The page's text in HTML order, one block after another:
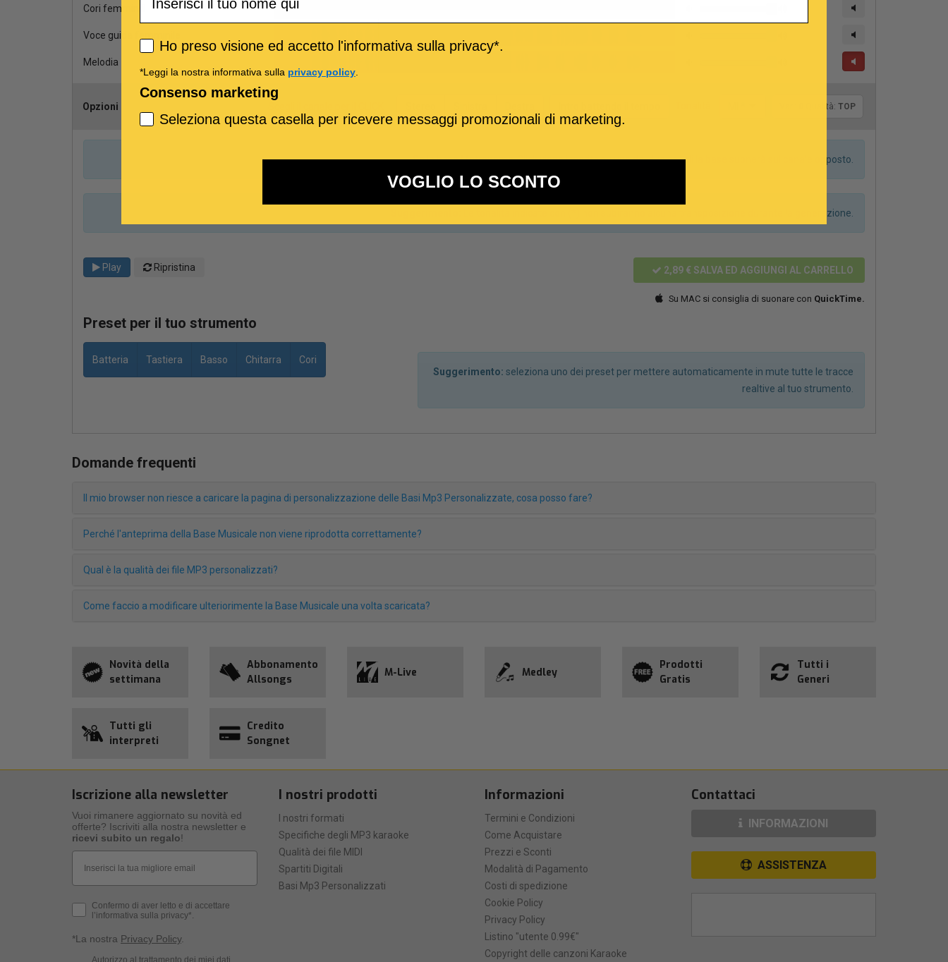
Cori femminili
Voce guida femminile
Melodia
Opzioni Qualità: TOP
Se la base Metronomo-Click viene inserita su uno dei due canali la base suonerà sul canale opposto.
Le tonalità indicate con (*) non subiranno alcuna transposizione durante la generazione.
Play Ripristina 2,89 € SALVA ED AGGIUNGI AL CARRELLO
Su MAC si consiglia di suonare con QuickTime.
Preset per il tuo strumento
Batteria Tastiera Basso Chitarra
Cori
Suggerimento: seleziona uno dei preset per mettere automaticamente in mute tutte le tracce
realtive al tuo strumento.
Domande frequenti
Il mio browser non riesce a caricare la pagina di personalizzazione delle Basi Mp3 Personalizzate, cosa posso fare?
Perché l'anteprima della Base Musicale non viene riprodotta correttamente?
Qual è la qualità dei file MP3 personalizzati?
Come faccio a modificare ulteriorimente la Base Musicale una volta scaricata?
Novità della
settimana
Abbonamento
Allsongs
M-Live Medley
Prodotti
Gratis
Tutti i
Generi
Tutti gli
interpreti
Credito
Songnet
Iscrizione alla newsletter
Vuoi rimanere aggiornato su novità ed
offerte? Iscriviti alla nostra newsletter e
ricevi subito un regalo!
Privacy Policy
Confermo di aver letto e di accettare
l’informativa sulla privacy*.
*La nostra Privacy Policy.
Consenso Marketing
I nostri prodotti
I nostri formati
Specifiche degli MP3 karaoke
Qualità dei file MIDI
Spartiti Digitali
Basi Mp3 Personalizzati
Informazioni
Termini e Condizioni
Come Acquistare
Prezzi e Sconti
Modalità di Pagamento
Costi di spedizione
Cookie Policy
Privacy Policy
Listino "utente 0.99€"
Copyright delle canzoni Karaoke
Contattaci
INFORMAZIONI
ASSISTENZA
Privacy policy
Ho preso visione ed accetto l'informativa sulla privacy*.
*Leggi la nostra informativa sulla privacy policy.
Consenso marketing
Seleziona questa casella per ricevere messaggi promozionali di marketing.
VOGLIO LO SCONTO